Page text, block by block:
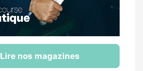
Lire nos magazines